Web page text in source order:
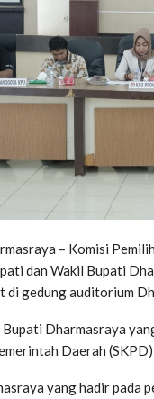
– Komisi
dan Wakil Bupati
gedung auditorium
Dharmasraya
Daerah
yang hadir pada